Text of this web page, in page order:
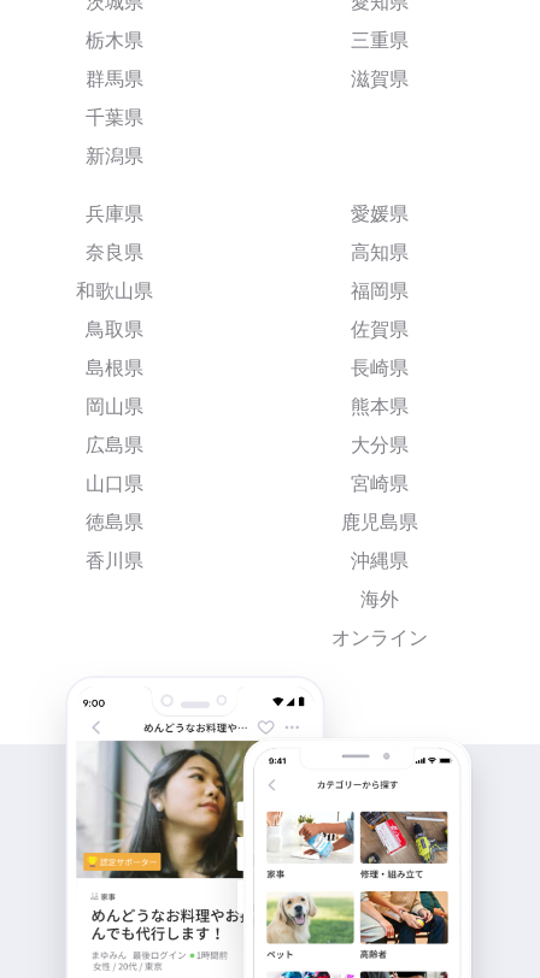
栃木県
群馬県
千葉県
新潟県
三重県
滋賀県
兵庫県
奈良県
和歌山県
鳥取県
島根県
岡山県
広島県
山口県
徳島県
香川県
愛媛県
高知県
福岡県
佐賀県
長崎県
熊本県
大分県
宮崎県
鹿児島県
沖縄県
海外
オンライン